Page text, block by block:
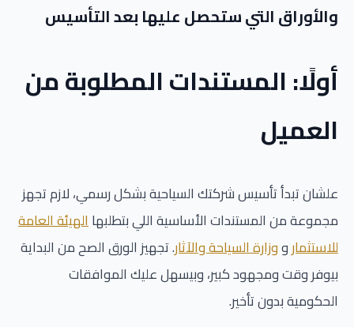
والأوراق التي ستحصل عليها بعد التأسيس
أولًا: المستندات المطلوبة من
العميل
علشان تبدأ تأسيس شركتك السياحية بشكل رسمي، لازم تجهز
مجموعة من المستندات الأساسية اللي بتطلبهاالهيئة العامة
للاستثمارووزارة السياحة والآثار. تجهيز الورق الصح من البداية
بيوفر وقت ومجهود كبير، وبيسهل عليك الموافقات
الحكومية بدون تأخير.